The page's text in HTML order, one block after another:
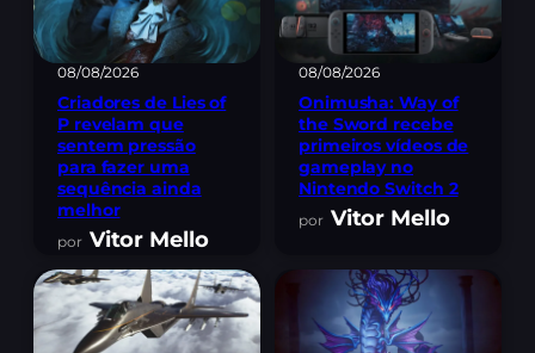
08/08/2026
Criadores de Lies of
P revelam que
sentem pressão
para fazer uma
sequência ainda
melhor
Vitor Mello
08/08/2026
Onimusha: Way of
the Sword recebe
primeiros vídeos de
gameplay no
Nintendo Switch 2
Vitor Mello